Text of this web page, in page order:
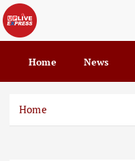
k
i
o
Home News
Home